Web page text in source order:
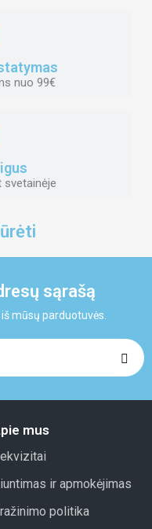
nuo 99€
svetainėje
sąrašą
mūsų parduotuvės.
mus
ir apmokėjimas
politika